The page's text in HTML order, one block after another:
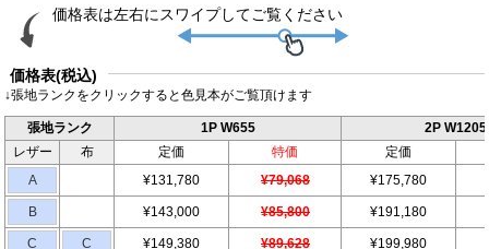
価格表(税込)
↓張地ランクをクリックすると色見本がご覧頂けます
張地ランク 1P W655
2P W1205
レザー
布 定価 特価
定価
A
¥131,780 ¥79,068 ¥175,780
B ¥143,000 ¥85,800 ¥191,180
C C ¥149,380 ¥89,628 ¥199,980